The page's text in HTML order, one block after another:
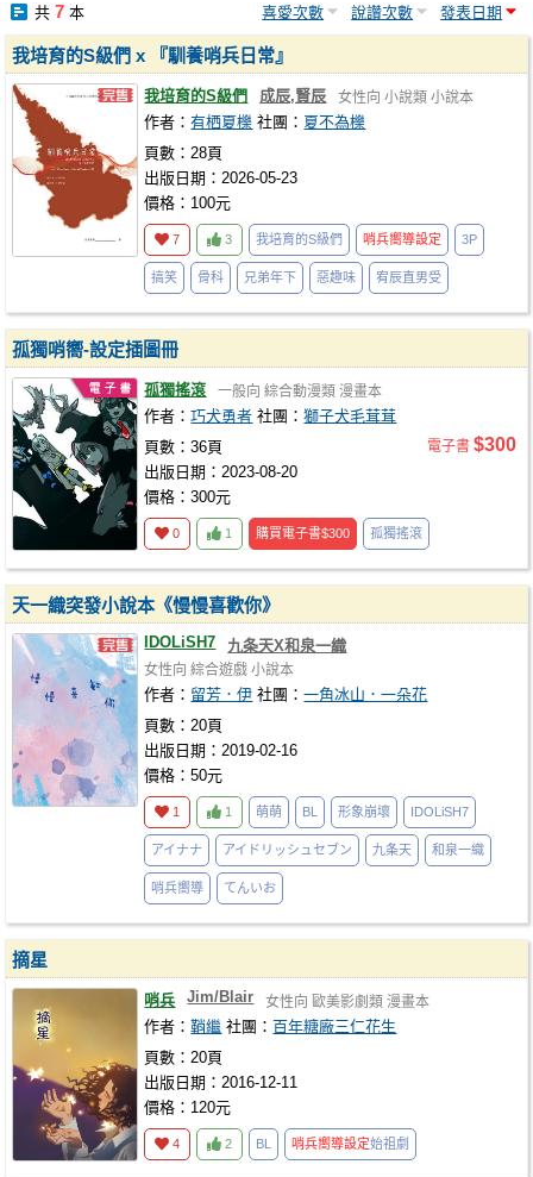
共 7本 喜愛次數 說讚次數 發表日期
我培育的S級們 x 『馴養哨兵日常』
我培育的S級們 成辰,賢辰 女性向 小說類 小說本
作者：有栖夏櫟 社團： 夏不為櫟
頁數：28頁
出版日期：2026-05-23
價格：100元
7 3 我培育的S級們 哨兵嚮導設定 3P
搞笑 骨科 兄弟年下 惡趣味 宥辰直男受
孤獨哨嚮-設定插圖冊
孤獨搖滾 一般向 綜合動漫類 漫畫本
作者：巧犬勇者 社團：獅子犬毛茸茸
頁數：36頁
出版日期：2023-08-20
價格：300元
電子書 $300
0 1 購買電子書$300 孤獨搖滾
天一織突發小說本《慢慢喜歡你》
IDOLiSH7 九条天X和泉一織
女性向 綜合遊戲 小說本
作者： 留芳．伊 社團：一角冰山．一朵花
頁數：20頁
出版日期：2019-02-16
價格：50元
1 1 萌萌 BL 形象崩壞 IDOLiSH7
アイナナ アイドリッシュセブン 九条天 和泉一織
哨兵嚮導 てんいお
摘星
哨兵 Jim/Blair 女性向 歐美影劇類 漫畫本
作者：鞘繼 社團：百年糖廠三仁花生
頁數：20頁
出版日期：2016-12-11
價格：120元
4 2 BL 哨兵嚮導設定始祖劇